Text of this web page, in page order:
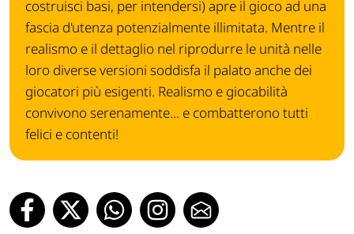
costruisci basi, per intendersi) apre il gioco ad una
fascia d'utenza potenzialmente illimitata. Mentre il
realismo e il dettaglio nel riprodurre le unità nelle
loro diverse versioni soddisfa il palato anche dei
giocatori più esigenti. Realismo e giocabilità
convivono serenamente... e combatterono tutti
felici e contenti!